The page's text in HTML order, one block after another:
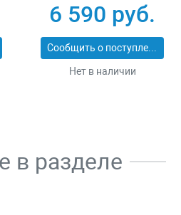
6 590 руб.
Сообщить о поступлении
Нет в наличии
в разделе